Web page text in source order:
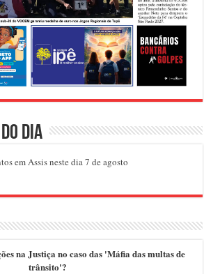
dia
em Assis neste dia 7 de agosto
na Justiça no caso das 'Máfia das multas de
trânsito'?